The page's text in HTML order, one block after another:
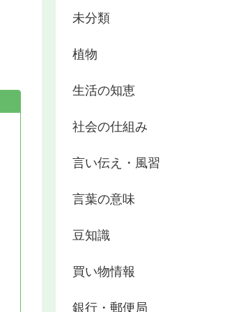
未分類
植物
生活の知恵
社会の仕組み
言い伝え・風習
言葉の意味
豆知識
買い物情報
銀行・郵便局